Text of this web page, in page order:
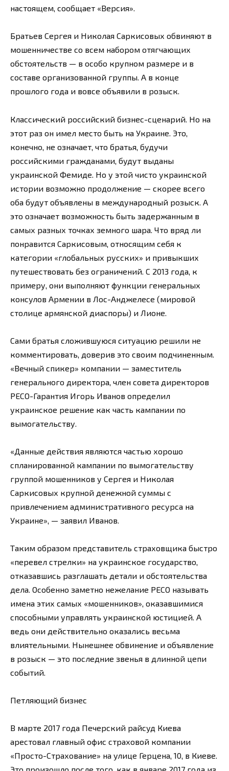
настоящем, сообщает «Версия».
Братьев Сергея и Николая Саркисовых обвиняют в
мошенничестве со всем набором отягчающих
обстоятельств — в особо крупном размере и в
составе организованной группы. А в конце
прошлого года и вовсе объявили в розыск.
Классический российский бизнес-сценарий. Но на
этот раз он имел место быть на Украине. Это,
конечно, не означает, что братья, будучи
российскими гражданами, будут выданы
украинской Фемиде. Но у этой чисто украинской
истории возможно продолжение — скорее всего
оба будут объявлены в международный розыск. А
это означает возможность быть задержанным в
самых разных точках земного шара. Что вряд ли
понравится Саркисовым, относящим себя к
категории «глобальных русских» и привыкших
путешествовать без ограничений. С 2013 года, к
примеру, они выполняют функции генеральных
консулов Армении в Лос-Анджелесе (мировой
столице армянской диаспоры) и Лионе.
Сами братья сложившуюся ситуацию решили не
комментировать, доверив это своим подчиненным.
«Вечный спикер» компании — заместитель
генерального директора, член совета директоров
РЕСО-Гарантия Игорь Иванов определил
украинское решение как часть кампании по
вымогательству.
«Данные действия являются частью хорошо
спланированной кампании по вымогательству
группой мошенников у Сергея и Николая
Саркисовых крупной денежной суммы с
привлечением административного ресурса на
Украине», — заявил Иванов.
Таким образом представитель страховщика быстро
«перевел стрелки» на украинское государство,
отказавшись разглашать детали и обстоятельства
дела. Особенно заметно нежелание РЕСО называть
имена этих самых «мошенников», оказавшимися
способными управлять украинской юстицией. А
ведь они действительно оказались весьма
влиятельными. Нынешнее обвинение и объявление
в розыск — это последние звенья в длинной цепи
событий.
Петляющий бизнес
В марте 2017 года Печерский райсуд Киева
арестовал главный офис страховой компании
«Просто-Страхование» на улице Герцена, 10, в Киеве.